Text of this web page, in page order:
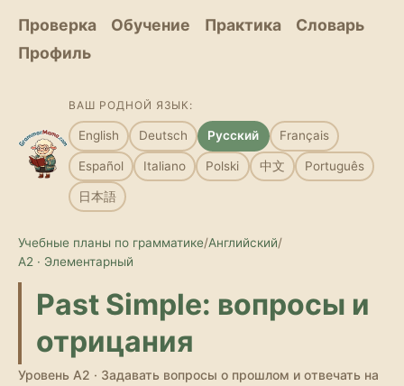
Проверка Обучение Практика
Словарь
Профиль
ВАШ РОДНОЙ ЯЗЫК:
English Deutsch Русский Français
Español Italiano Polski 中文 Português
日本語
Учебные планы по грамматике/Английский/
A2 · Элементарный
Past Simple: вопросы и
отрицания
Уровень A2 · Задавать вопросы о прошлом и отвечать на